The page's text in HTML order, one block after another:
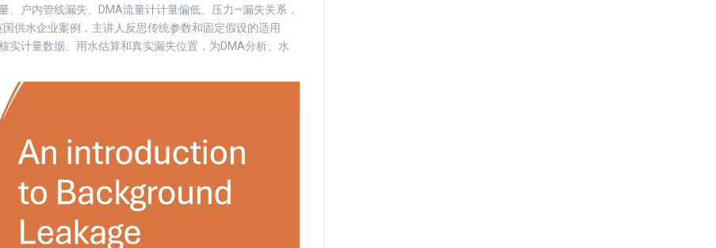
、户内管线漏失、DMA流量计计量偏低、压力—漏失关系，
供水企业案例，主讲人反思传统参数和固定假设的适用
实计量数据、用水估算和真实漏失位置，为DMA分析、水